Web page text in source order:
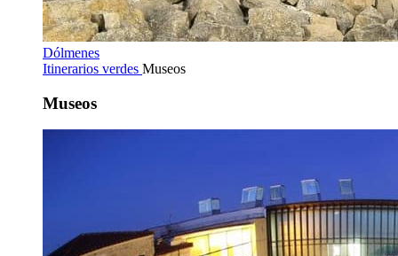
Dólmenes
Itinerarios verdes Museos
Museos